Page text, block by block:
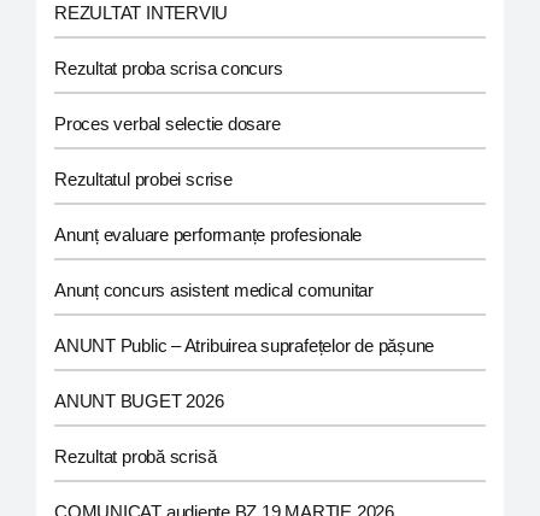
REZULTAT INTERVIU
Rezultat proba scrisa concurs
Proces verbal selectie dosare
Rezultatul probei scrise
Anunț evaluare performanțe profesionale
Anunț concurs asistent medical comunitar
ANUNT Public – Atribuirea suprafețelor de pășune
ANUNT BUGET 2026
Rezultat probă scrisă